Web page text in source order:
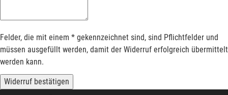
Felder, die mit einem * gekennzeichnet sind, sind Pflichtfelder und
müssen ausgefüllt werden, damit der Widerruf erfolgreich übermittelt
werden kann.
Widerruf bestätigen